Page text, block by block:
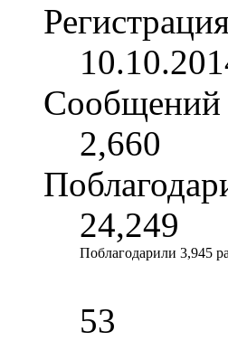
Сообщений
2,660
24,249
Поблагодарили 3,945
53